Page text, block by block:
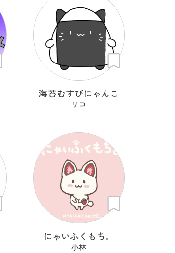
海苔むすびにゃんこ
リコ
にゃいふくもち。
小林